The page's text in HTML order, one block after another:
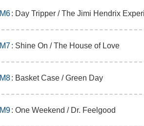
M6: Day Tripper / The Jimi Hendrix
M7: Shine On / The House of Love
M8: Basket Case / Green Day
M9: One Weekend / Dr. Feelgood